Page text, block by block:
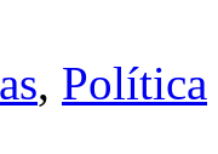
, Política